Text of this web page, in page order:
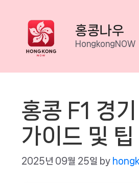
content
홍콩나우
HongkongNOW
홍콩 F1 경
가이드 및 팁
2025년 09월 25일 by